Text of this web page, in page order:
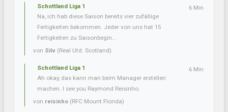
Schottland Liga 1
Na, ich hab diese Saison bereits vier zufällige
Fertigkeiten bekommen. Jeder von uns hat 15
Fertigkeiten zu Saisonbegin...
von Silv (Real Utd. Scotland)
6 Min
Schottland Liga 1
Ah okay, das kann man beim Manager erstellen
machen. I see you Raymond Reisinho.
von reisinho (RFC Mount Florida)
6 Min